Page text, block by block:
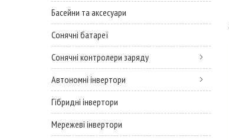
Басейни та аксесуари
Сонячні батареї
Сонячні контролери заряду
Автономні інвертори
Гібридні інвертори
Мережеві інвертори